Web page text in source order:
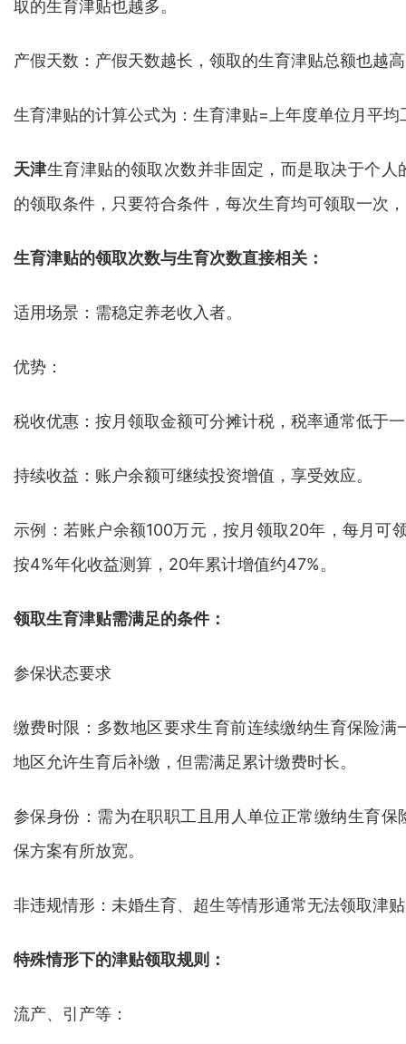
取的生育津贴也越多。
产假天数：产假天数越长，领取的生育津贴总额也越
生育津贴的计算公式为：生育津贴=上年度单位月平
天津生育津贴的领取次数并非固定，而是取决于个
的领取条件，只要符合条件，每次生育均可领取一次
生育津贴的领取次数与生育次数直接相关：
适用场景：需稳定养老收入者。
优势：
税收优惠：按月领取金额可分摊计税，税率通常低于
持续收益：账户余额可继续投资增值，享受效应。
示例：若账户余额100万元，按月领取20年，每月可
按4%年化收益测算，20年累计增值约47%。
领取生育津贴需满足的条件：
参保状态要求
缴费时限：多数地区要求生育前连续缴纳生育保险满
地区允许生育后补缴，但需满足累计缴费时长。
参保身份：需为在职职工且用人单位正常缴纳生育
保方案有所放宽。
非违规情形：未婚生育、超生等情形通常无法领取津
特殊情形下的津贴领取规则：
流产、引产等：